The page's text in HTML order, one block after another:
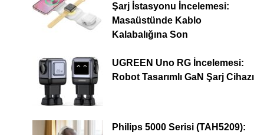
Şarj İstasyonu İncelemesi:
Masaüstünde Kablo
Kalabalığına Son
UGREEN Uno RG İncelemesi:
Robot Tasarımlı GaN Şarj Cihazı
Philips 5000 Serisi (TAH5209):